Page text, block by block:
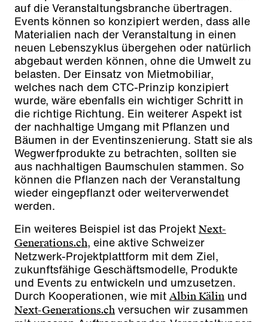
auf die Veranstaltungsbranche übertragen.
Events können so konzipiert werden, dass alle
Materialien nach der Veranstaltung in einen
neuen Lebenszyklus übergehen oder natürlich
abgebaut werden können, ohne die Umwelt zu
belasten. Der Einsatz von Mietmobiliar,
welches nach dem CTC-Prinzip konzipiert
wurde, wäre ebenfalls ein wichtiger Schritt in
die richtige Richtung. Ein weiterer Aspekt ist
der nachhaltige Umgang mit Pflanzen und
Bäumen in der Eventinszenierung. Statt sie als
Wegwerfprodukte zu betrachten, sollten sie
aus nachhaltigen Baumschulen stammen. So
können die Pflanzen nach der Veranstaltung
wieder eingepflanzt oder weiterverwendet
werden.
Ein weiteres Beispiel ist das Projekt Next-
Generations.ch, eine aktive Schweizer
Netzwerk-Projektplattform mit dem Ziel,
zukunftsfähige Geschäftsmodelle, Produkte
und Events zu entwickeln und umzusetzen.
Durch Kooperationen, wie mit Albin Kälinund
Next-Generations.chversuchen wir zusammen